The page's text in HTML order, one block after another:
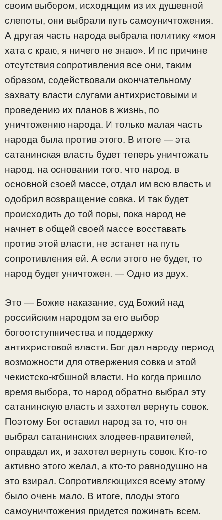
своим выбором, исходящим из их душевной
слепоты, они выбрали путь самоуничтожения.
А другая часть народа выбрала политику «моя
хата с краю, я ничего не знаю». И по причине
отсутствия сопротивления все они, таким
образом, содействовали окончательному
захвату власти слугами антихристовыми и
проведению их планов в жизнь, по
уничтожению народа. И только малая часть
народа была против этого. В итоге — эта
сатанинская власть будет теперь уничтожать
народ, на основании того, что народ, в
основной своей массе, отдал им всю власть и
одобрил возвращение совка. И так будет
происходить до той поры, пока народ не
начнет в общей своей массе восставать
против этой власти, не встанет на путь
сопротивления ей. А если этого не будет, то
народ будет уничтожен. — Одно из двух.
Это — Божие наказание, суд Божий над
российским народом за его выбор
богоотступничества и поддержку
антихристовой власти. Бог дал народу период
возможности для отвержения совка и этой
чекистско-кгбшной власти. Но когда пришло
время выбора, то народ обратно выбрал эту
сатанинскую власть и захотел вернуть совок.
Поэтому Бог оставил народ за то, что он
выбрал сатанинских злодеев-правителей,
оправдал их, и захотел вернуть совок. Кто-то
активно этого желал, а кто-то равнодушно на
это взирал. Сопротивляющихся всему этому
было очень мало. В итоге, плоды этого
самоуничтожения придется пожинать всем.